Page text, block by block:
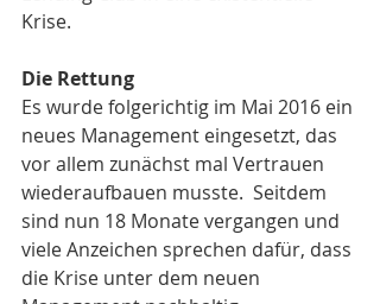
Krise.
Die Rettung
Es wurde folgerichtig im Mai 2016 ein
neues Management eingesetzt, das
vor allem zunächst mal Vertrauen
wiederaufbauen musste.  Seitdem
sind nun 18 Monate vergangen und
viele Anzeichen sprechen dafür, dass
die Krise unter dem neuen